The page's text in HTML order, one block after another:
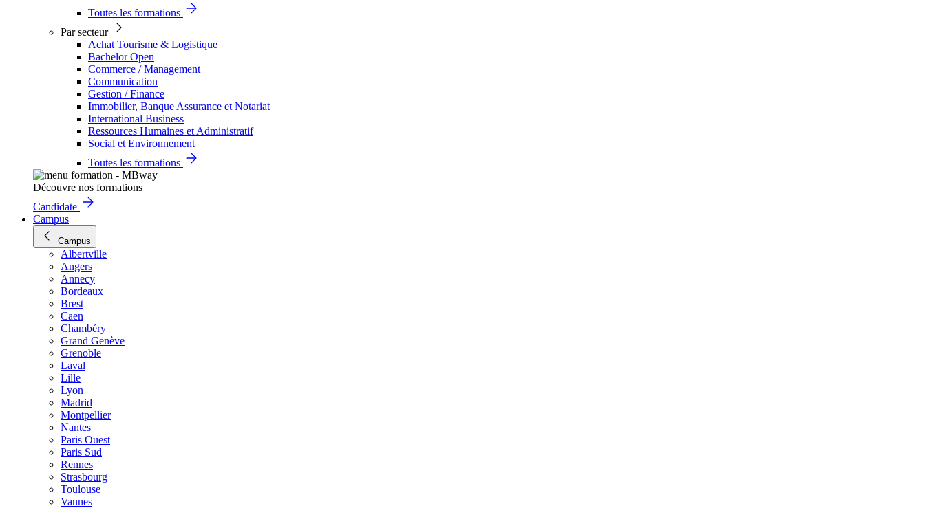
Toutes les formations
Par secteur
Achat Tourisme & Logistique
Bachelor Open
Commerce / Management
Communication
Gestion / Finance
Immobilier, Banque Assurance et Notariat
International Business
Ressources Humaines et Administratif
Social et Environnement
Toutes les formations
Découvre nos formations
Candidate
Campus
Campus
Albertville
Angers
Annecy
Bordeaux
Brest
Caen
Chambéry
Grand Genève
Grenoble
Laval
Lille
Lyon
Madrid
Montpellier
Nantes
Paris Ouest
Paris Sud
Rennes
Strasbourg
Toulouse
Vannes